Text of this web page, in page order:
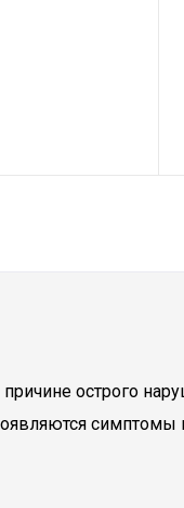
острого